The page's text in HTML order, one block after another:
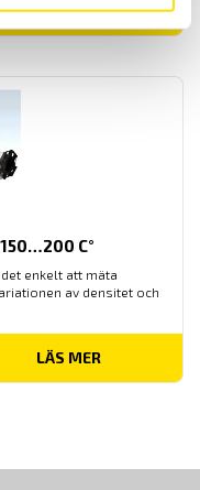
LÄS MER
C°
enkelt att mäta
av densitet och
LÄS MER